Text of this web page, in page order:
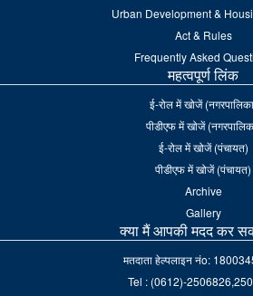
Urban Development &
Act & Rules
Frequently Asked
महत्वपूर्ण लिंक
ई-रोल में खोजें
पीडीएफ में खोजें
ई-रोल में खोजें (पंचायत)
पीडीएफ में खोजें (पंचायत)
Archive
Gallery
क्या मैं आपकी मदद कर
मतदाता हेल्पलाइन नंo:
Tel : (0612)-